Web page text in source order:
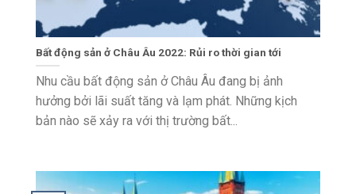
Bất động sản ở Châu Âu 2022: Rủi ro thời gian tới
Nhu cầu bất động sản ở Châu Âu đang bị ảnh
hưởng bởi lãi suất tăng và lạm phát. Những kịch
bản nào sẽ xảy ra với thị trường bất...